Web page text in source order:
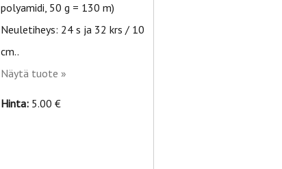
polyamidi, 50 g = 130 m)
Neuletiheys: 24 s ja 32 krs / 10
cm..
Näytä tuote »
Hinta: 5.00 €